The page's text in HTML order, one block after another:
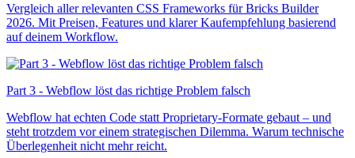
Vergleich aller relevanten CSS Frameworks für Bricks Builder
2026. Mit Preisen, Features und klarer Kaufempfehlung basierend
auf deinem Workflow.
Part 3 - Webflow löst das richtige Problem falsch
Webflow hat echten Code statt Proprietary-Formate gebaut – und
steht trotzdem vor einem strategischen Dilemma. Warum technische
Überlegenheit nicht mehr reicht.